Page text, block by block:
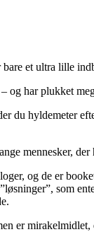
et ultra lille
og har plukket
du hyldemeter
mennesker,
og de er
som
er